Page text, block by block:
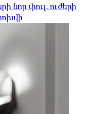
նոր փուլ. ուժերի